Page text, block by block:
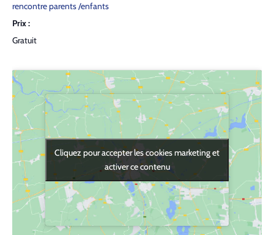
rencontre parents /enfants
Prix :
Gratuit
Cliquez pour accepter les cookies marketing et
activer ce contenu
Cliquez pour accepter les cookies marketing et
activer ce contenu